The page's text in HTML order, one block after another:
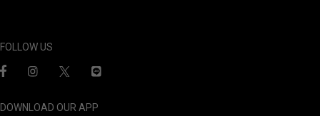
FOLLOW US
DOWNLOAD OUR APP